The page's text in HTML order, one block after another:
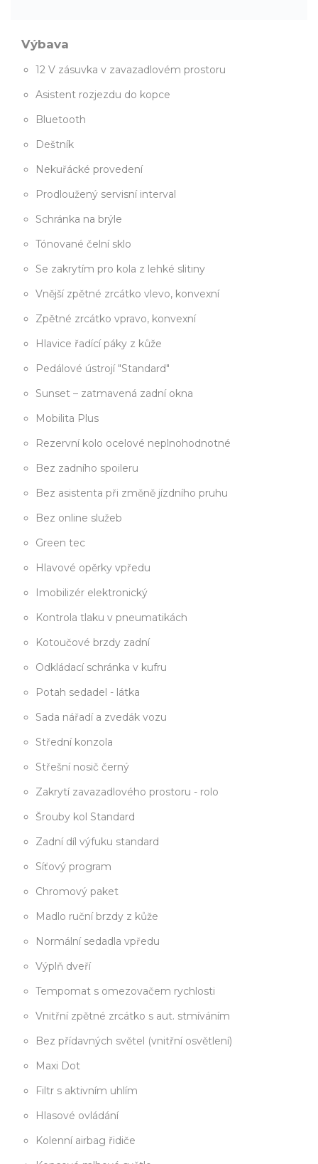
Výbava
12 V zásuvka v zavazadlovém prostoru
Asistent rozjezdu do kopce
Bluetooth
Deštník
Nekuřácké provedení
Prodloužený servisní interval
Schránka na brýle
Tónované čelní sklo
Se zakrytím pro kola z lehké slitiny
Vnější zpětné zrcátko vlevo, konvexní
Zpětné zrcátko vpravo, konvexní
Hlavice řadící páky z kůže
Pedálové ústrojí "Standard"
Sunset – zatmavená zadní okna
Mobilita Plus
Rezervní kolo ocelové neplnohodnotné
Bez zadního spoileru
Bez asistenta při změně jízdního pruhu
Bez online služeb
Green tec
Hlavové opěrky vpředu
Imobilizér elektronický
Kontrola tlaku v pneumatikách
Kotoučové brzdy zadní
Odkládací schránka v kufru
Potah sedadel - látka
Sada nářadí a zvedák vozu
Střední konzola
Střešní nosič černý
Zakrytí zavazadlového prostoru - rolo
Šrouby kol Standard
Zadní díl výfuku standard
Síťový program
Chromový paket
Madlo ruční brzdy z kůže
Normální sedadla vpředu
Výplň dveří
Tempomat s omezovačem rychlosti
Vnitřní zpětné zrcátko s aut. stmíváním
Bez přídavných světel (vnitřní osvětlení)
Maxi Dot
Filtr s aktivním uhlím
Hlasové ovládání
Kolenní airbag řidiče